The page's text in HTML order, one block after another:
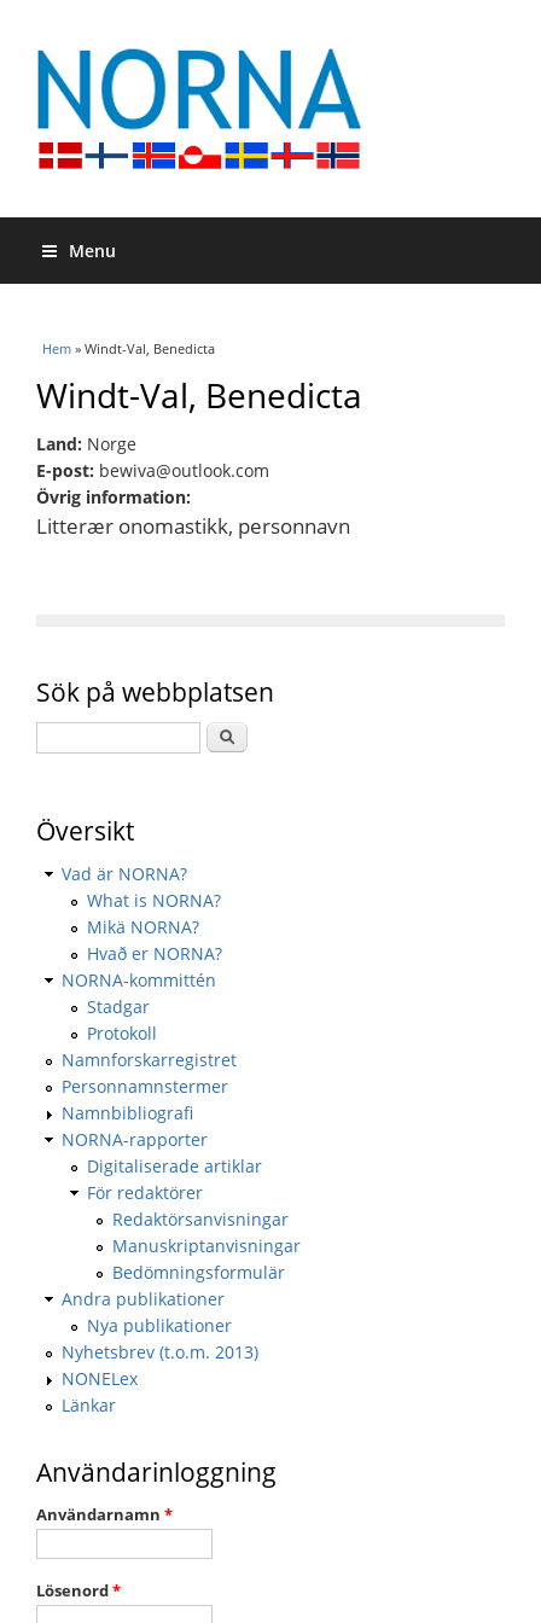
Menu
Du är här
Hem » Windt-Val, Benedicta
Windt-Val, Benedicta
Land: Norge
E-post: bewiva@outlook.com
Övrig information:
Litterær onomastikk, personnavn
Sök på webbplatsen
Översikt
Vad är NORNA?
What is NORNA?
Mikä NORNA?
Hvað er NORNA?
NORNA-kommittén
Stadgar
Protokoll
Namnforskarregistret
Personnamnstermer
Namnbibliografi
NORNA-rapporter
Digitaliserade artiklar
För redaktörer
Redaktörsanvisningar
Manuskriptanvisningar
Bedömningsformulär
Andra publikationer
Nya publikationer
Nyhetsbrev (t.o.m. 2013)
NONELex
Länkar
Användarinloggning
Användarnamn *
Lösenord*